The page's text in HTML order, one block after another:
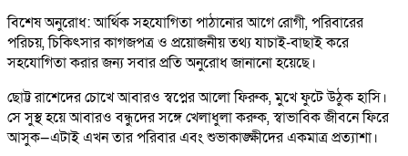
বিশেষ অনুরোধ: আর্থিক সহযোগিতা পাঠানোর আগে রোগী, পরিবারের
পরিচয়, চিকিৎসার কাগজপত্র ও প্রয়োজনীয় তথ্য যাচাই-বাছাই করে
সহযোগিতা করার জন্য সবার প্রতি অনুরোধ জানানো হয়েছে।
ছোট্ট রাশেদের চোখে আবারও স্বপ্নের আলো ফিরুক, মুখে ফুটে উঠুক হাসি।
সে সুস্থ হয়ে আবারও বন্ধুদের সঙ্গে খেলাধুলা করুক, স্বাভাবিক জীবনে ফিরে
আসুক—এটাই এখন তার পরিবার এবং শুভাকাঙ্ক্ষীদের একমাত্র প্রত্যাশা।